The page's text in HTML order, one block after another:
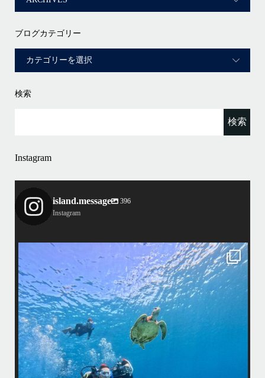
ブログカテゴリー
検索
Instagram
island.message
396
Instagram
island.message
はいさい！
アイランドメッセージです
•
最近投稿できてませんでしたが今シーズンも渡嘉敷島上陸ツアーとケラ
マ体験ダイビング&シュノーケル班に分かれて毎日海へ行っております
•
海が穏やかな日がずーっと続いていてボートダイビングには最高のコン
ディションです！
昔よく潜りに来て下さっていたリピーターさんの子供が10才になったの
で一緒にダイビングデビュー…なんて嬉しいシチュエーションもあり、
毎日色々なお客様と楽しくご一緒させて頂いてます
渡嘉敷島の方も夏には珍しい北風つづきのおかげでビーチが穏やか
...